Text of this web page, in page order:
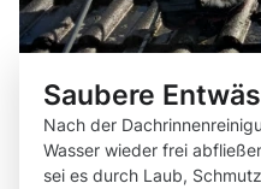
Saubere
Nach der
Wasser wieder frei
sei es durch Laub,